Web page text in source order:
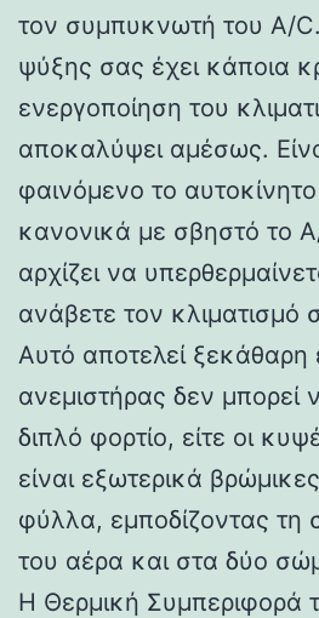
τον συμπυκνωτή του A/
ψύξης σας έχει κάποια
ενεργοποίηση του
αποκαλύψει αμέσως.
φαινόμενο το αυτοκίνητο
κανονικά με σβηστό το
αρχίζει να
ανάβετε τον κλιματισμό
Αυτό αποτελεί ξεκάθαρη
ανεμιστήρας δεν μπορεί
διπλό φορτίο, είτε οι
είναι εξωτερικά
φύλλα, εμποδίζοντας τη
του αέρα και στα δύο
Η Θερμική Συμπεριφορά